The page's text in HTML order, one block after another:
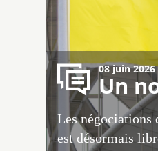
08 juin 2026
Un
Les négociations
est désormais